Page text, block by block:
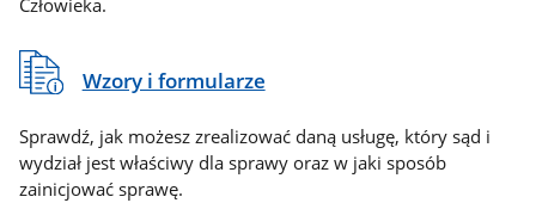
Wzory i formularze
Sprawdź, jak możesz zrealizować daną usługę, który sąd i
wydział jest właściwy dla sprawy oraz w jaki sposób
zainicjować sprawę.